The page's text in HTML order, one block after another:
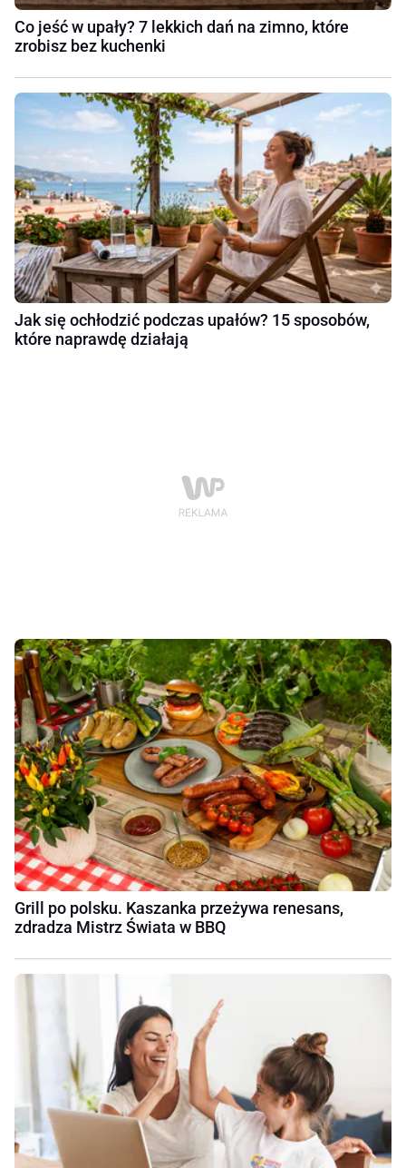
Co jeść w upały? 7 lekkich dań na zimno, które
zrobisz bez kuchenki
Jak się ochłodzić podczas upałów? 15 sposobów,
które naprawdę działają
Grill po polsku. Kaszanka przeżywa renesans,
zdradza Mistrz Świata w BBQ